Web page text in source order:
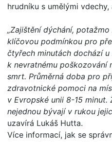
hrudníku s umělými
„Zajištění dýchání,
klíčovou podmínkou pro
čtyřech minutách dochází
k nevratnému poškozování
smrt. Průměrná doba pro
zdravotnické pomoci na
v Evropské unii 8-15
nejednou bývají v rukou
uzavírá Lukáš Hutta.
Více informací, jak se